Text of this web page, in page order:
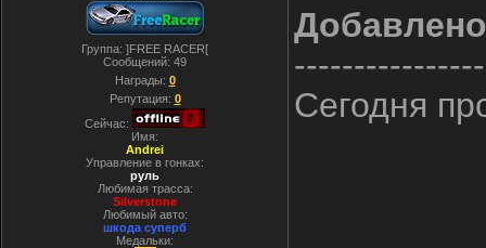
Группа: ]FREE RACER[
Сообщений: 49
Награды: 0
Репутация: 0
Сейчас:
Имя:
Andrei
Управление в гонках:
руль
Любимая трасса:
Silverstone
Любимый авто:
шкода суперб
Медальки:
Добавлено
Сегодня